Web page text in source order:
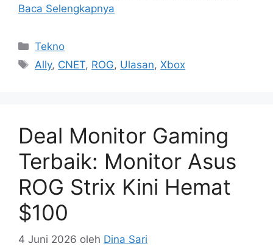
Baca Selengkapnya
Kategori
Tekno
Tag
Ally, CNET, ROG, Ulasan,Xbox
Deal Monitor Gaming
Terbaik: Monitor Asus
ROG Strix Kini Hemat
$100
4 Juni 2026 oleh Dina Sari